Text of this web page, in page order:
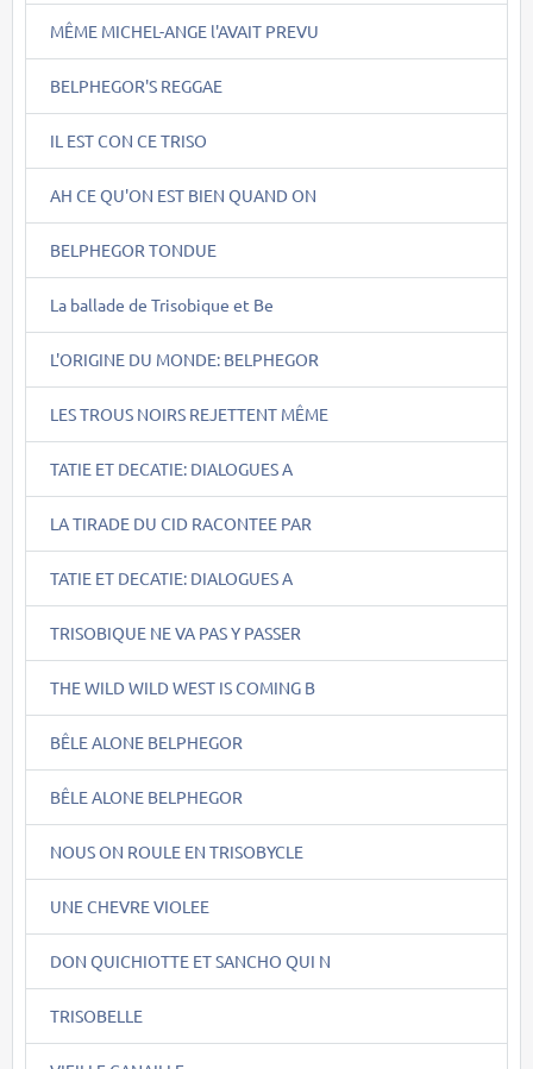
MÊME MICHEL-ANGE l'AVAIT PREVU
BELPHEGOR'S REGGAE
IL EST CON CE TRISO
AH CE QU'ON EST BIEN QUAND ON
BELPHEGOR TONDUE
La ballade de Trisobique et Be
L'ORIGINE DU MONDE: BELPHEGOR
LES TROUS NOIRS REJETTENT MÊME
TATIE ET DECATIE: DIALOGUES A
LA TIRADE DU CID RACONTEE PAR
TATIE ET DECATIE: DIALOGUES A
TRISOBIQUE NE VA PAS Y PASSER
THE WILD WILD WEST IS COMING B
BÊLE ALONE BELPHEGOR
BÊLE ALONE BELPHEGOR
NOUS ON ROULE EN TRISOBYCLE
UNE CHEVRE VIOLEE
DON QUICHIOTTE ET SANCHO QUI N
TRISOBELLE